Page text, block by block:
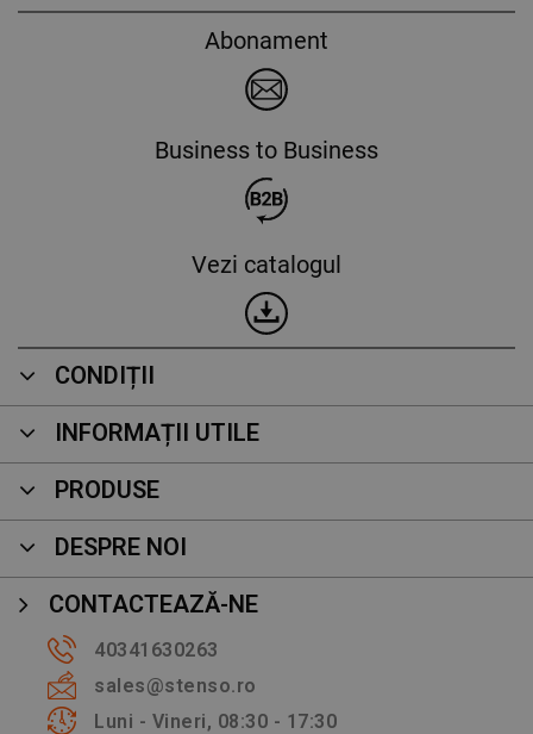
Abonament
Business to Business
Vezi catalogul
CONDIȚII
INFORMAȚII UTILE
PRODUSE
DESPRE NOI
CONTACTEAZĂ-NE
40341630263
sales@stenso.ro
Luni - Vineri, 08:30 - 17:30